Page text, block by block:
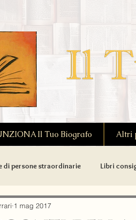
Il Tuo Biografo Altri
di persone straordinarie Libri
di donne notevoli
1 mag 2017